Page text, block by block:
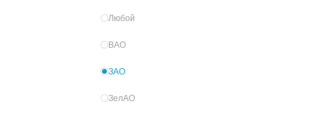
Любой
ВАО
ЗАО
ЗелАО